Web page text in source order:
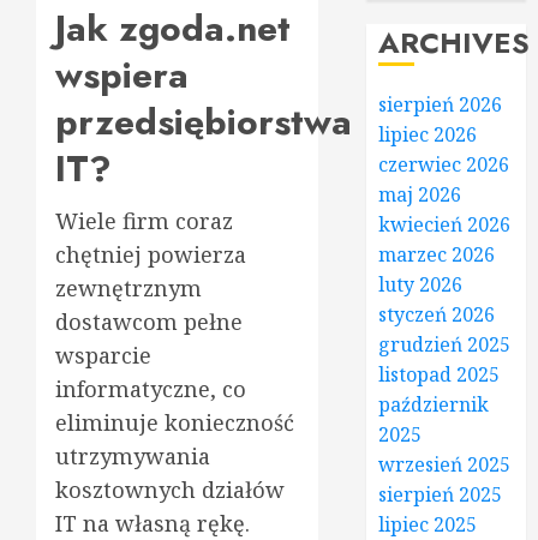
Jak zgoda.net
wspiera
przedsiębiorstwa
IT?
Wiele firm coraz
chętniej powierza
zewnętrznym
dostawcom pełne
wsparcie
informatyczne, co
eliminuje konieczność
utrzymywania
kosztownych działów
IT na własną rękę.
ARCHIVES
sierpień 2026
lipiec 2026
czerwiec 2026
maj 2026
kwiecień 2026
marzec 2026
luty 2026
styczeń 2026
grudzień 2025
listopad 2025
październik
2025
wrzesień 2025
sierpień 2025
lipiec 2025